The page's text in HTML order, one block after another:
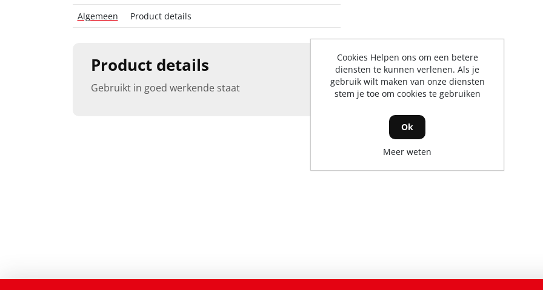
Product details
Gebruikt in goed werkende staat
Algemeen Product details
Cookies Helpen ons om een betere
diensten te kunnen verlenen. Als je
gebruik wilt maken van onze diensten
stem je toe om cookies te gebruiken
Ok
Meer weten